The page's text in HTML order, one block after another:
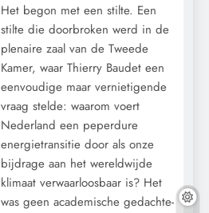
Het begon met een stilte. Een
stilte die doorbroken werd in de
plenaire zaal van de Tweede
Kamer, waar Thierry Baudet een
eenvoudige maar vernietigende
vraag stelde: waarom voert
Nederland een peperdure
energietransitie door als onze
bijdrage aan het wereldwijde
klimaat verwaarloosbaar is? Het
was geen academische gedachte-